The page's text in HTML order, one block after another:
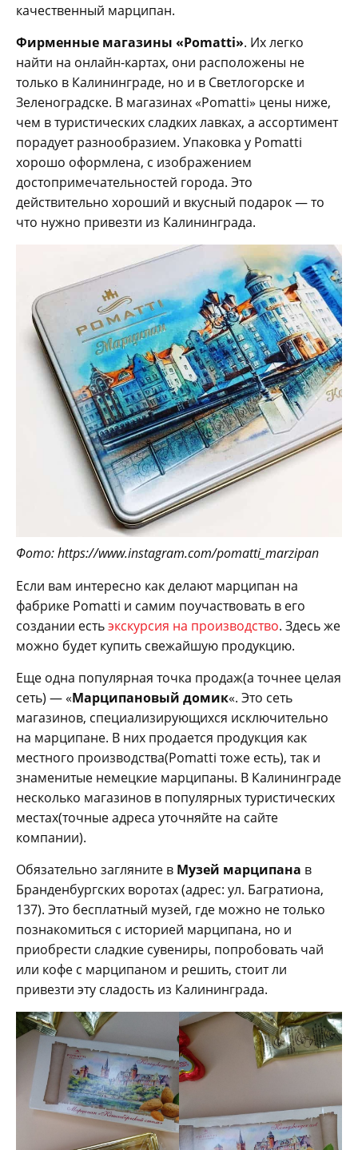
качественный марципан.
Фирменные магазины «Pomatti». Их легко
найти на онлайн-картах, они расположены не
только в Калининграде, но и в Светлогорске и
Зеленоградске. В магазинах «Pomatti» цены ниже,
чем в туристических сладких лавках, а ассортимент
порадует разнообразием. Упаковка у Pomatti
хорошо оформлена, с изображением
достопримечательностей города. Это
действительно хороший и вкусный подарок — то
что нужно привезти из Калининграда.
Фото: https://www.instagram.com/pomatti_marzipan
Если вам интересно как делают марципан на
фабрике Pomatti и самим поучаствовать в его
создании естьэкскурсия на производство. Здесь же
можно будет купить свежайшую продукцию.
Еще одна популярная точка продаж(а точнее целая
сеть) — «Марципановый домик«. Это сеть
магазинов, специализирующихся исключительно
на марципане. В них продается продукция как
местного производства(Pomatti тоже есть), так и
знаменитые немецкие марципаны. В Калининграде
несколько магазинов в популярных туристических
местах(точные адреса уточняйте на сайте
компании).
Обязательно загляните в Музей марципана в
Бранденбургских воротах (адрес: ул. Багратиона,
137). Это бесплатный музей, где можно не только
познакомиться с историей марципана, но и
приобрести сладкие сувениры, попробовать чай
или кофе с марципаном и решить, стоит ли
привезти эту сладость из Калининграда.